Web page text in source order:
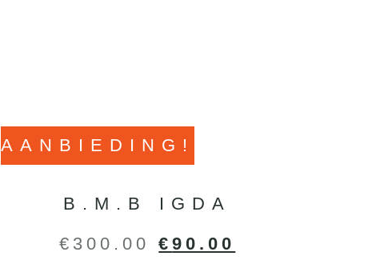
AANBIEDING!
B.M.B IGDA
€ 300.00 €90.00